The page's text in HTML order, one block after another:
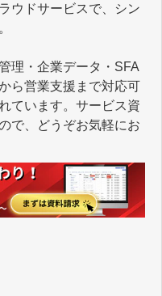
ウドサービスで、シン
理・企業データ・SFA
ら営業支援まで対応可
ています。サービス資
で、どうぞお気軽にお